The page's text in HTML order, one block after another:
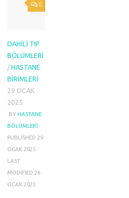
0
DAHILI TIP
BÖLÜMLERI
/HASTANE
BIRIMLERI
29 OCAK
2025
BY HASTANE
BÖLÜMLERI ·
PUBLISHED 29
OCAK 2025 ·
LAST
MODIFIED 26
OCAK 2025